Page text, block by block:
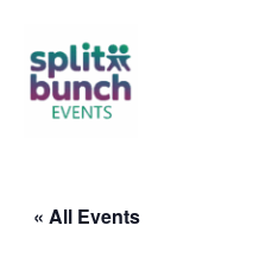
content
« All Events